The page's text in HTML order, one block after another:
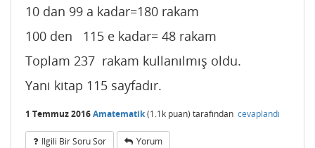
10 dan 99 a kadar=180 rakam
100 den 115 e kadar= 48 rakam
Toplam 237 rakam kullanılmış oldu.
Yani kitap 115 sayfadır.
1 Temmuz 2016Amatematik(1.1k puan) tarafından cevaplandı
Ilgili Bir Soru Sor Yorum